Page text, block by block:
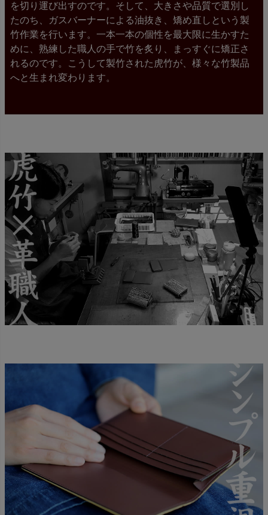
を切り運び出すのです。そして、大きさや品質で選別し
たのち、ガスバーナーによる油抜き、矯め直しという製
竹作業を行います。一本一本の個性を最大限に生かすた
めに、熟練した職人の手で竹を炙り、まっすぐに矯正さ
れるのです。こうして製竹された虎竹が、様々な竹製品
へと生まれ変わります。